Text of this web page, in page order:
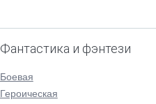
Фантастика и фэнтези
Боевая
Героическая